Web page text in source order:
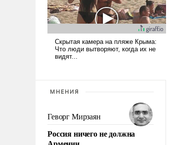
МНЕНИЯ
Геворг Мирзаян
Россия ничего не должна